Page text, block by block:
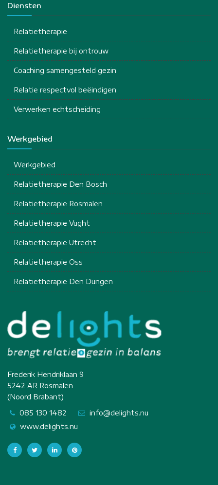
Diensten
Relatietherapie
Relatietherapie bij ontrouw
Coaching samengesteld gezin
Relatie respectvol beëindigen
Verwerken echtscheiding
Werkgebied
Werkgebied
Relatietherapie Den Bosch
Relatietherapie Rosmalen
Relatietherapie Vught
Relatietherapie Utrecht
Relatietherapie Oss
Relatietherapie Den Dungen
Frederik Hendriklaan 9
5242 AR Rosmalen
(Noord Brabant)
085 130 1482
info@delights.nu
www.delights.nu